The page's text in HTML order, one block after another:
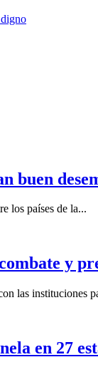
buen
los países de la...
y
las instituciones
en 27